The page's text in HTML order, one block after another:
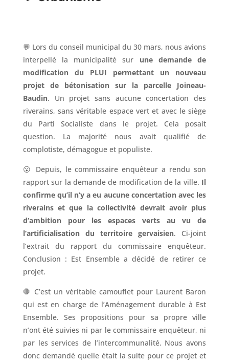
💬 Lors du conseil municipal du 30 mars, nous avions
interpellé la municipalité sur une demande de
modification du PLUI permettant un nouveau
projet de bétonisation sur la parcelle Joineau-
Baudin. Un projet sans aucune concertation des
riverains, sans véritable espace vert et avec le siège
du Parti Socialiste dans le projet. Cela posait
question. La majorité nous avait qualifié de
complotiste, démagogue et populiste.
😮 Depuis, le commissaire enquêteur a rendu son
rapport sur la demande de modification de la ville. Il
confirme qu’il n’y a eu aucune concertation avec les
riverains et que la collectivité devrait avoir plus
d’ambition pour les espaces verts au vu de
l’artificialisation du territoire gervaisien. Ci-joint
l’extrait du rapport du commissaire enquêteur.
Conclusion : Est Ensemble a décidé de retirer ce
projet.
🛑 C’est un véritable camouflet pour Laurent Baron
qui est en charge de l’Aménagement durable à Est
Ensemble. Ses propositions pour sa propre ville
n’ont été suivies ni par le commissaire enquêteur, ni
par les services de l’intercommunalité. Nous avons
donc demandé quelle était la suite pour ce projet et